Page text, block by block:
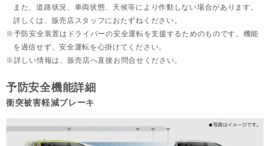
また、道路状況、車両状態、天候等により作動しない場合があります。
詳しくは、販売店スタッフにおたずねください。
予防安全装置はドライバーの安全運転を支援するためのものです。機能
を過信せず、安全運転を心掛けてください。
詳しい情報は、販売店へ直接お問合せください。
予防安全機能詳細
衝突被害軽減ブレーキ